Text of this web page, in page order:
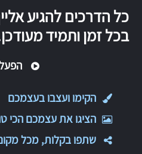
כל הדרכים להגיע
בכל זמן ותמיד
הפעל
הקימו ועצבו בעצמכם
הציגו את עצמכם הכי
שתפו בקלות, מכל